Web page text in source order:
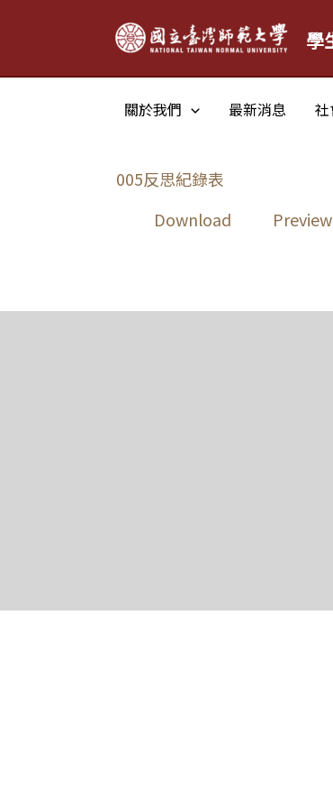
學
關於我們 最新消息 社
005反思紀錄表
Download
Preview